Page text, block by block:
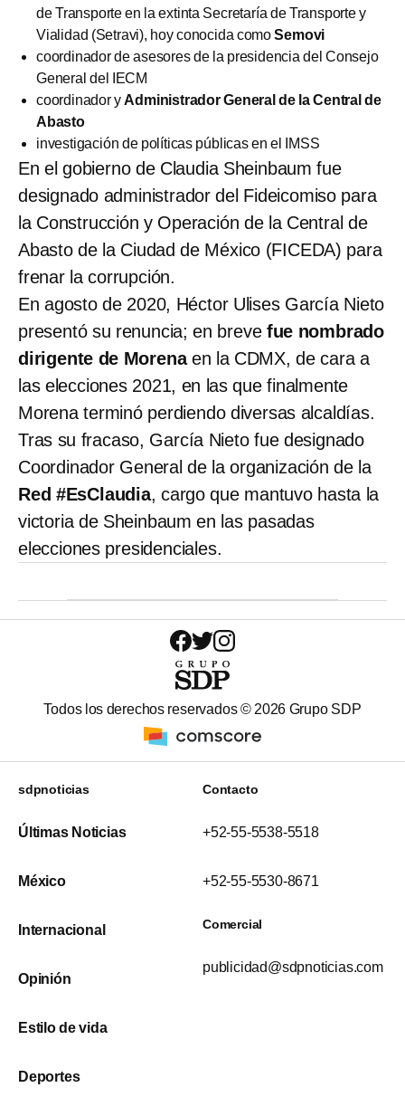
de Transporte en la extinta Secretaría de Transporte y
Vialidad (Setravi), hoy conocida comoSemovi
coordinador de asesores de la presidencia del Consejo
General del IECM
coordinador yAdministrador General de la Central de
Abasto
investigación de políticas públicas en el IMSS
En el gobierno de Claudia Sheinbaum fue
designado administrador del Fideicomiso para
la Construcción y Operación de la Central de
Abasto de la Ciudad de México (FICEDA) para
frenar la corrupción.
En agosto de 2020, Héctor Ulises García Nieto
presentó su renuncia; en breve fue nombrado
dirigente de Morenaen la CDMX, de cara a
las elecciones 2021, en las que finalmente
Morena terminó perdiendo diversas alcaldías.
Tras su fracaso, García Nieto fue designado
Coordinador General de la organización de la
Red #EsClaudia, cargo que mantuvo hasta la
victoria de Sheinbaum en las pasadas
elecciones presidenciales.
Todos los derechos reservados © 2026 Grupo SDP
sdpnoticias
Últimas Noticias
México
Internacional
Opinión
Estilo de vida
Deportes
Contacto
+52-55-5538-5518
+52-55-5530-8671
Comercial
publicidad@sdpnoticias.com